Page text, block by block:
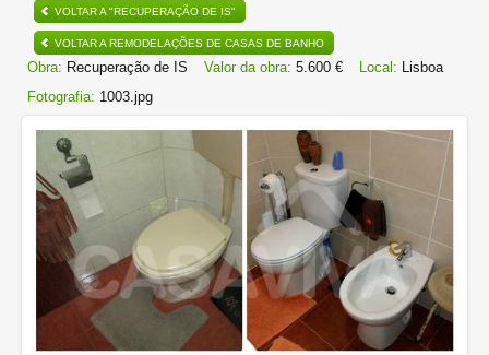
VOLTAR A "RECUPERAÇÃO DE IS"
VOLTAR A REMODELAÇÕES DE CASAS DE BANHO
Obra: Recuperação de IS Valor da obra: 5.600 € Local: Lisboa
Fotografia: 1003.jpg